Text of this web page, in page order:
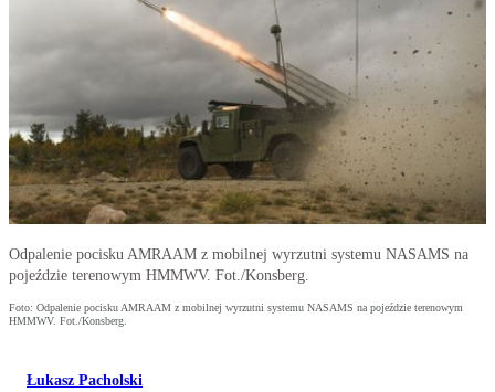
Odpalenie pocisku AMRAAM z mobilnej wyrzutni systemu NASAMS na
pojeździe terenowym HMMWV. Fot./Konsberg.
Foto: Odpalenie pocisku AMRAAM z mobilnej wyrzutni systemu NASAMS na pojeździe terenowym
HMMWV. Fot./Konsberg.
Łukasz Pacholski